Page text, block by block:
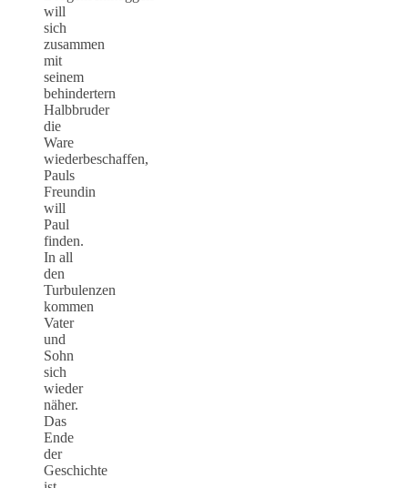
will
sich
zusammen
mit
seinem
behindertern
Halbbruder
die
Ware
wiederbeschaffen,
Pauls
Freundin
will
Paul
finden.
In all
den
Turbulenzen
kommen
Vater
und
Sohn
sich
wieder
näher.
Das
Ende
der
Geschichte